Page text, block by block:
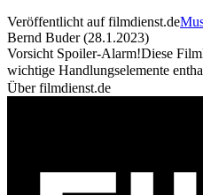
Veröffentlicht auf filmdienst.de
Bernd Buder (28.1.2023)
Vorsicht Spoiler-Alarm!Diese
wichtige Handlungselemente
Über filmdienst.de